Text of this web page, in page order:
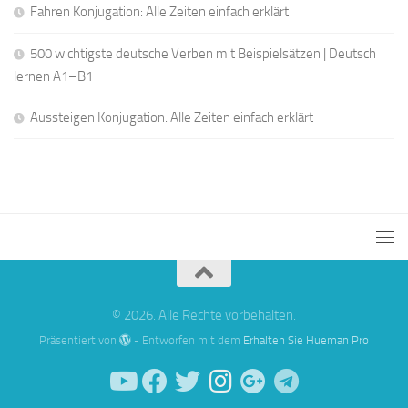
Fahren Konjugation: Alle Zeiten einfach erklärt
500 wichtigste deutsche Verben mit Beispielsätzen | Deutsch
lernen A1–B1
Aussteigen Konjugation: Alle Zeiten einfach erklärt
© 2026. Alle Rechte vorbehalten.
Präsentiert von - Entworfen mit dem Erhalten Sie Hueman Pro